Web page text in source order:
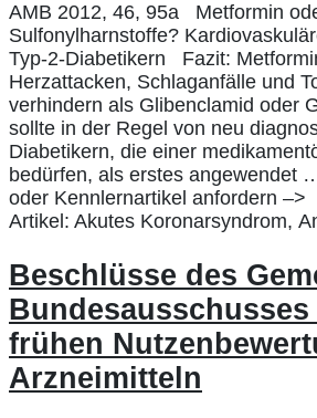
AMB 2012, 46, 95a Metformin
Sulfonylharnstoffe?
Typ-2-Diabetikern Fazit:
Herzattacken, Schlaganfälle und
verhindern als Glibenclamid oder
sollte in der Regel von neu
Diabetikern, die einer
bedürfen, als erstes angewendet
oder Kennlernartikel anfordern
Artikel: Akutes Koronarsyndrom,
Beschlüsse des
Bundesausschusses
frühen
Arzneimitteln